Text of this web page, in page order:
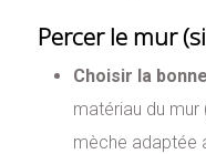
Percer le mur
Choisir la
matériau du mur
mèche adaptée